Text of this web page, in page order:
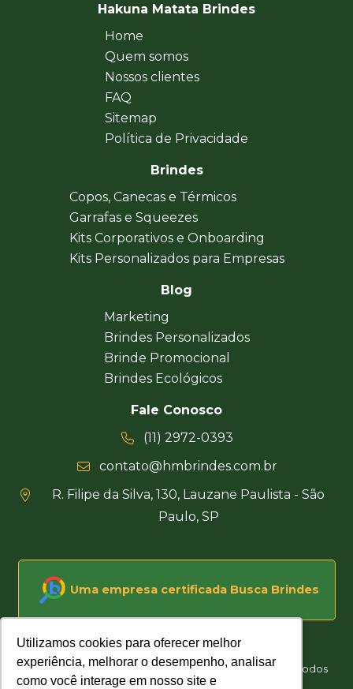
Utilizamos cookies para oferecer melhor
experiência, melhorar o desempenho, analisar
como você interage em nosso site e
Utilizamos cookies para oferecer melhor
experiência, melhorar o desempenho, analisar
como você interage em nosso site e
Hakuna Matata Brindes
Home
Quem somos
Nossos clientes
FAQ
Sitemap
Política de Privacidade
Brindes
Copos, Canecas e Térmicos
Garrafas e Squeezes
Kits Corporativos e Onboarding
Kits Personalizados para Empresas
Blog
Marketing
Brindes Personalizados
Brinde Promocional
Brindes Ecológicos
Fale Conosco
(11) 2972-0393
contato@hmbrindes.com.br
R. Filipe da Silva, 130, Lauzane Paulista - São
Paulo, SP
Uma empresa certificada Busca Brindes
Hakuna Matata Brindes Corporativos Personalizados © Todos